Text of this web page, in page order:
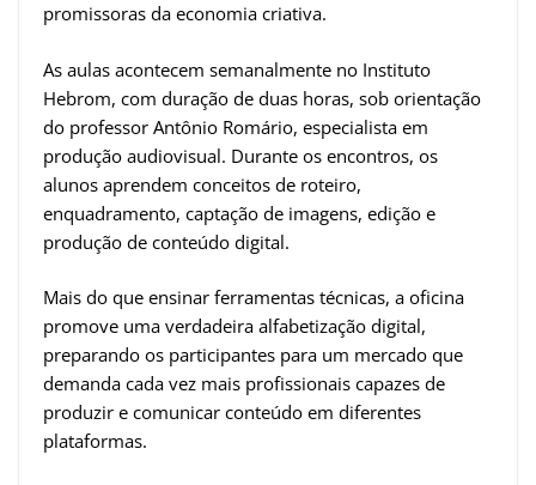
promissoras da economia criativa.
As aulas acontecem semanalmente no Instituto
Hebrom, com duração de duas horas, sob orientação
do professor Antônio Romário, especialista em
produção audiovisual. Durante os encontros, os
alunos aprendem conceitos de roteiro,
enquadramento, captação de imagens, edição e
produção de conteúdo digital.
Mais do que ensinar ferramentas técnicas, a oficina
promove uma verdadeira alfabetização digital,
preparando os participantes para um mercado que
demanda cada vez mais profissionais capazes de
produzir e comunicar conteúdo em diferentes
plataformas.